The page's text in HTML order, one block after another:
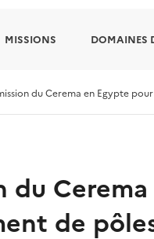
MISSIONS DOMAINES
du Cerema en Egypte
du
de